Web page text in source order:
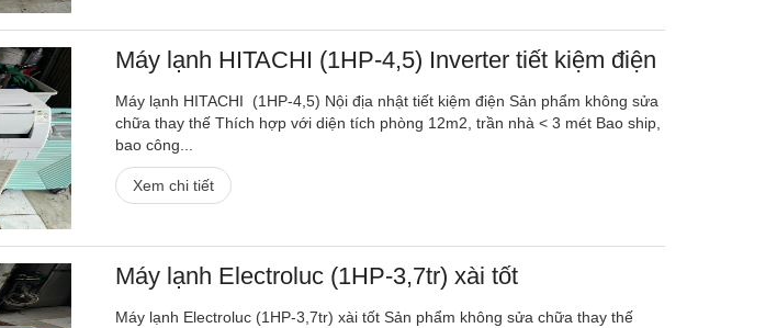
Máy lạnh HITACHI (1HP-4,5) Inverter tiết kiệm điện
Máy lạnh HITACHI (1HP-4,5) Nội địa nhật tiết kiệm điện Sản phẩm không sửa
chữa thay thế Thích hợp với diện tích phòng 12m2, trần nhà < 3 mét Bao ship,
bao công...
Xem chi tiết
Máy lạnh Electroluc (1HP-3,7tr) xài tốt
Máy lạnh Electroluc (1HP-3,7tr) xài tốt Sản phẩm không sửa chữa thay thế